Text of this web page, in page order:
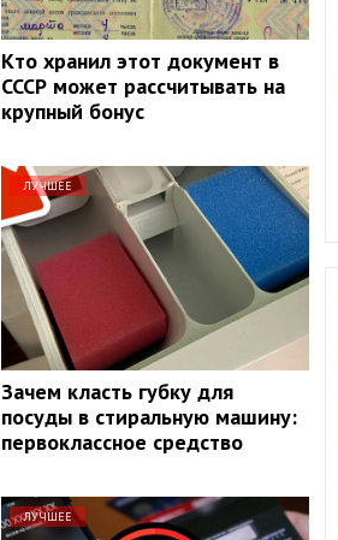
Кто хранил этот документ в
СССР может рассчитывать на
крупный бонус
ЛУЧШЕЕ
Зачем класть губку для
посуды в стиральную машину:
первоклассное средство
ЛУЧШЕЕ